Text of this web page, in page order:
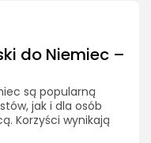
do Niemiec –
są popularną
jak i dla osób
Korzyści wynikają